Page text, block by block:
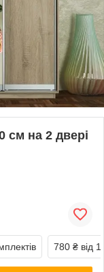
см на 2 двері
780 ₴ від